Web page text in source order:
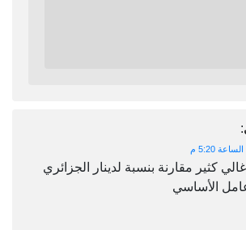
:
غالي كثير مقارنة بنسبة لدينار الجزائري
الأساسي